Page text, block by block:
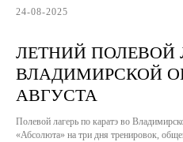
24-08-2025
ЛЕТНИЙ ПОЛЕВОЙ
ВЛАДИМИРСКОЙ
АВГУСТА
Полевой лагерь по каратэ во
«Абсолюта» на три дня тренировок,